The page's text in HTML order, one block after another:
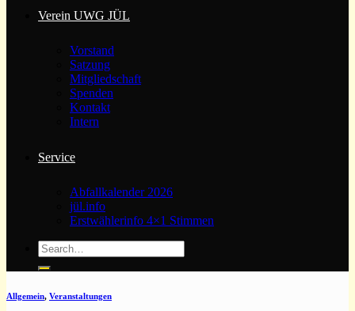
Verein UWG JÜL
Vorstand
Satzung
Mitgliedschaft
Spenden
Kontakt
Intern
Service
Abfallkalender 2026
jül.info
Erstwählerinfo 4×1 Stimmen
Allgemein, Veranstaltungen